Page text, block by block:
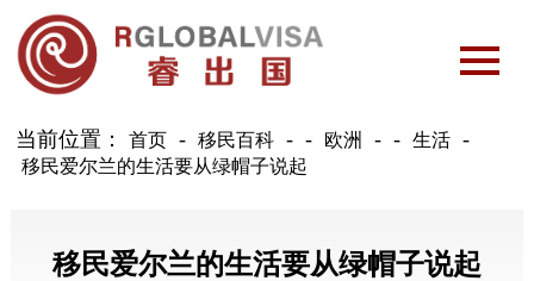
当前位置： 首页 移民百科 - 欧洲 - 生活 -
移民爱尔兰的生活要从绿帽子说起
移民爱尔兰的生活要从绿帽子说起